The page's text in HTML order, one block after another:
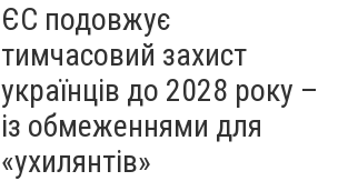
ЄС подовжує
тимчасовий захист
українців до 2028 року –
із обмеженнями для
«ухилянтів»